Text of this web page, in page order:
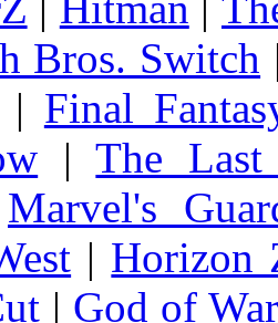
Bros. Switch
| Final
|The
Marvel's
| Horizon
| God of